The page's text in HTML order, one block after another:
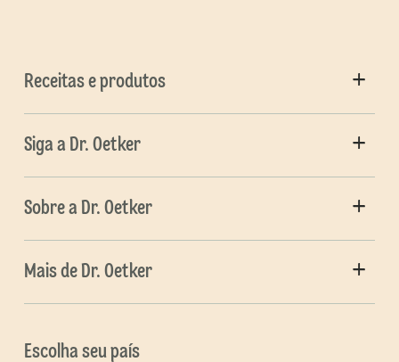
Receitas e produtos
Siga a Dr. Oetker
Sobre a Dr. Oetker
Mais de Dr. Oetker
Escolha seu país